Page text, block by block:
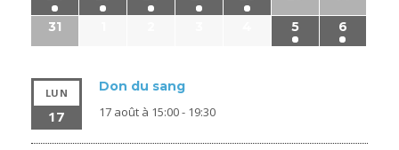
31
5 6
LUN
17
Don du sang
17 août à 15:00- 19:30